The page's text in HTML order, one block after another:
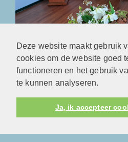
Deze website maakt gebruik
cookies om de website goed
functioneren en het gebruik
te kunnen analyseren.
Ja, ik accepteer
In het fotoalbum vindt u enkele